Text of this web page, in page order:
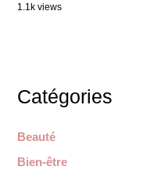
1.1k views
Catégories
Beauté
Bien-être